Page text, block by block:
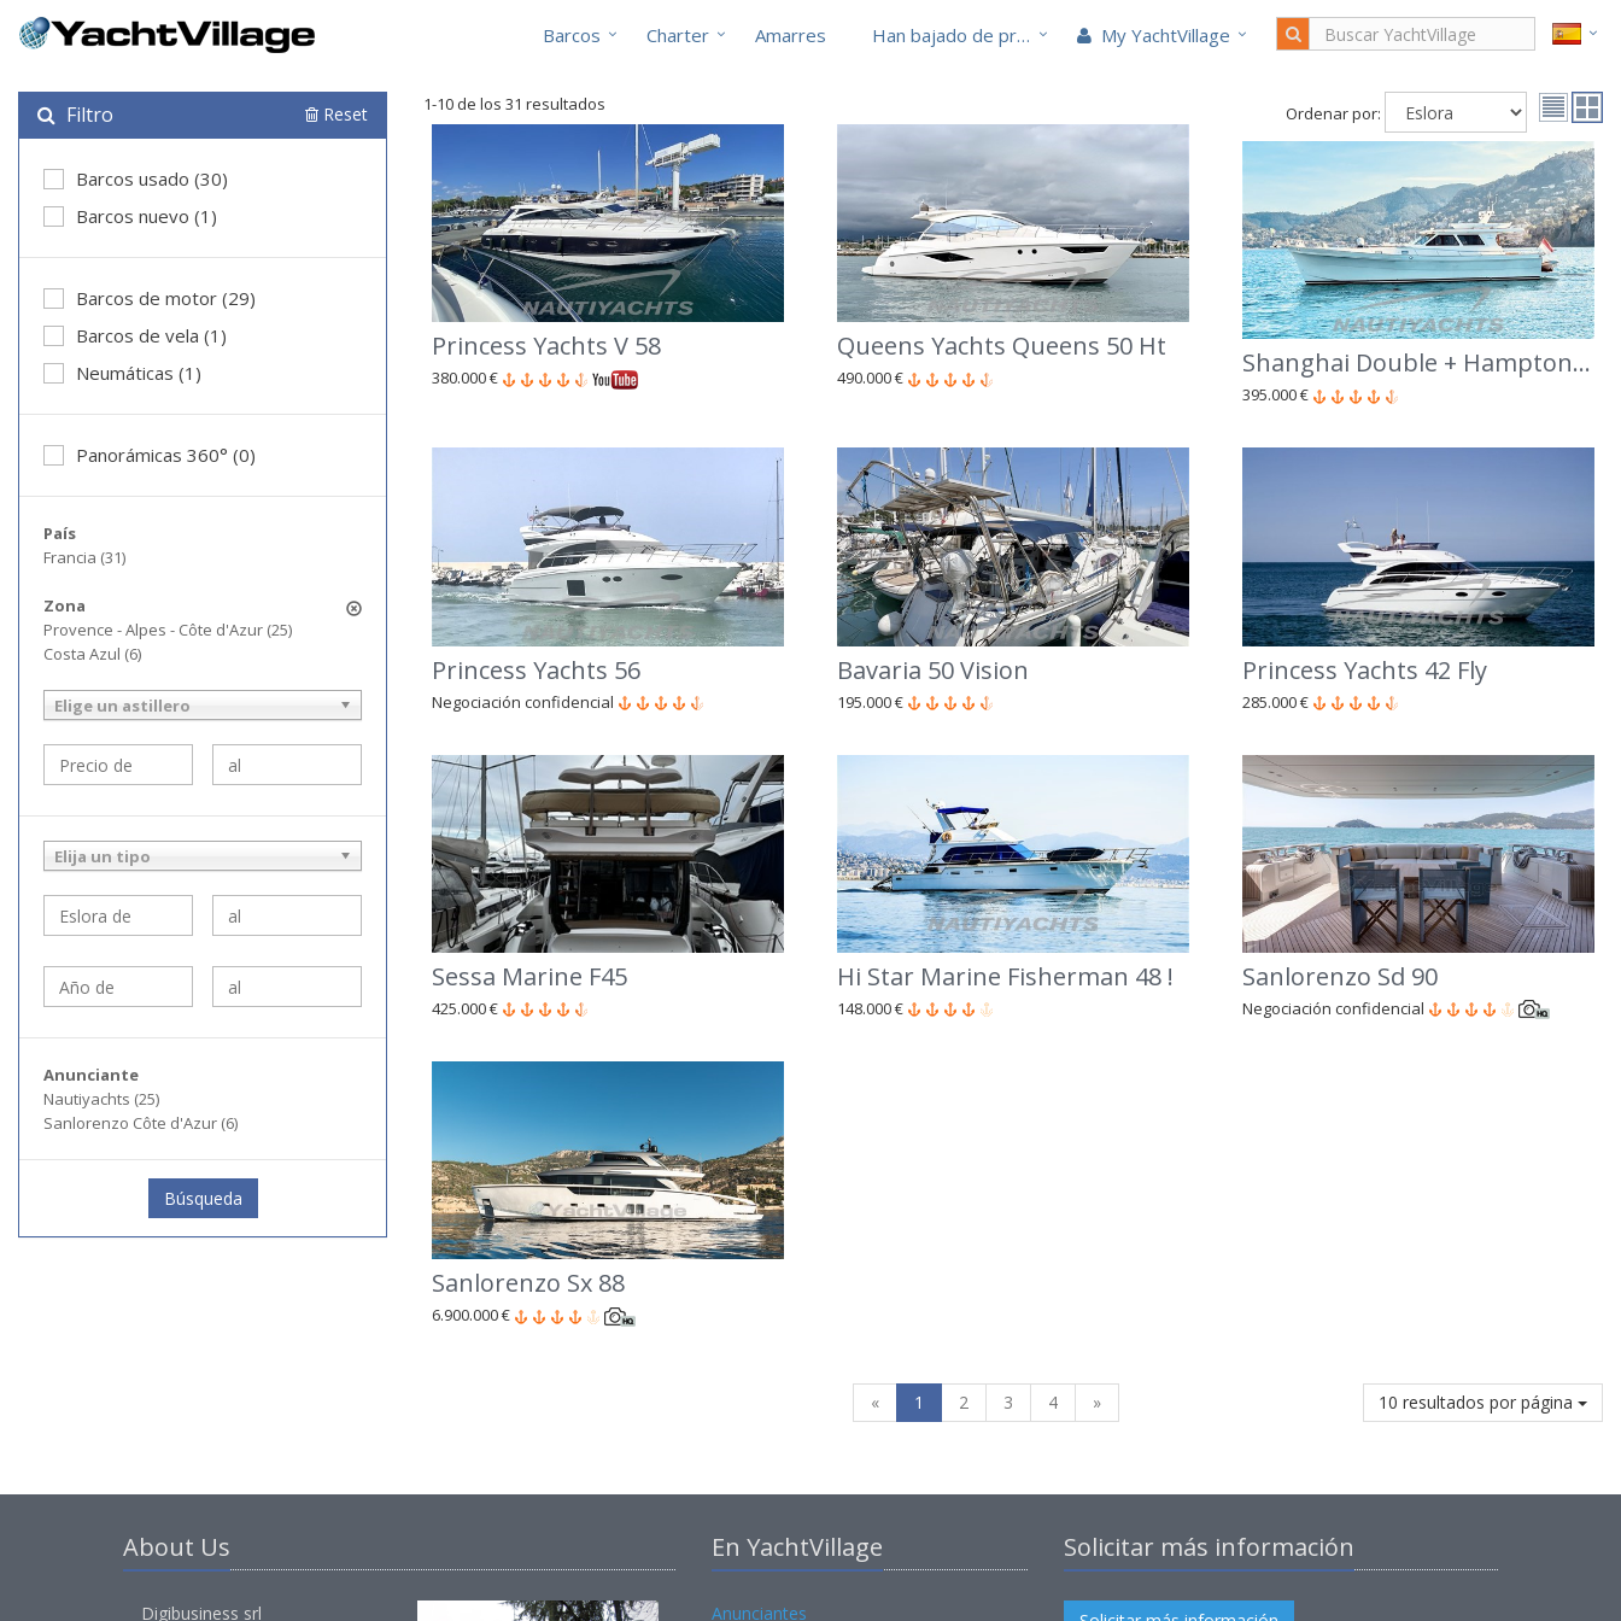
Barcos Charter Amarres Han bajado de precio My YachtVillage
Filtro Reset
Barcos usado (30)
Barcos nuevo (1)
Barcos de motor (29)
Barcos de vela (1)
Neumáticas (1)
Panorámicas 360° (0)
País
Francia (31)
Zona
Provence - Alpes - Côte d'Azur (25)
Costa Azul (6)
Elige un astillero
Elija un tipo
Anunciante
Nautiyachts (25)
Sanlorenzo Côte d'Azur (6)
Búsqueda
1-10 de los 31 resultados Ordenar por:
Princess Yachts V 58
380.000 €
Queens Yachts Queens 50 Ht
490.000 € Shanghai Double + Hampton Alaska 17
395.000 €
Princess Yachts 56
Negociación confidencial
Bavaria 50 Vision
195.000 €
Princess Yachts 42 Fly
285.000 €
Sessa Marine F45
425.000 €
Hi Star Marine Fisherman 48 !
148.000 €
Sanlorenzo Sd 90
Negociación confidencial
Sanlorenzo Sx 88
6.900.000 €
« 1 2 3 4 » 10 resultados por página
About Us
Digibusiness srl
En YachtVillage
Anunciantes
Solicitar más información